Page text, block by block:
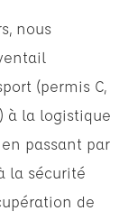
nous
(permis C,
à la logistique
en passant par
la sécurité
de